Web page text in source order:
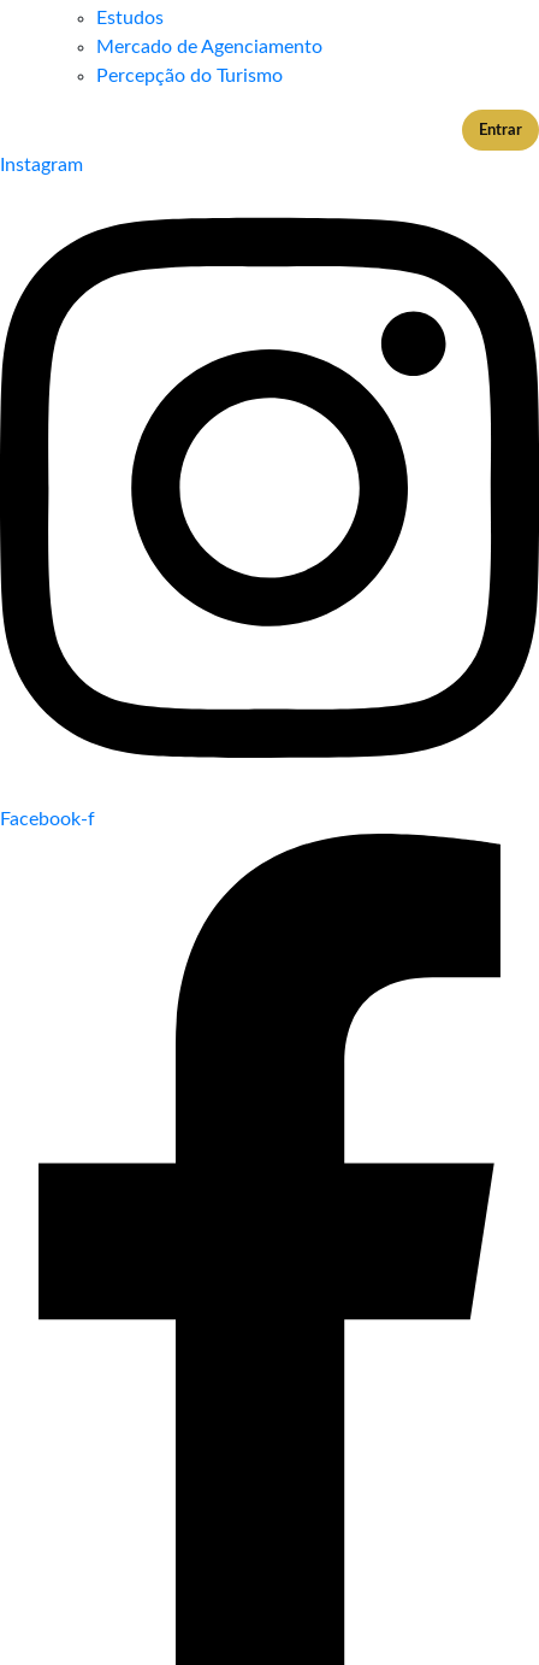
Estudos
Mercado de Agenciamento
Percepção do Turismo
Entrar
Instagram
Facebook-f